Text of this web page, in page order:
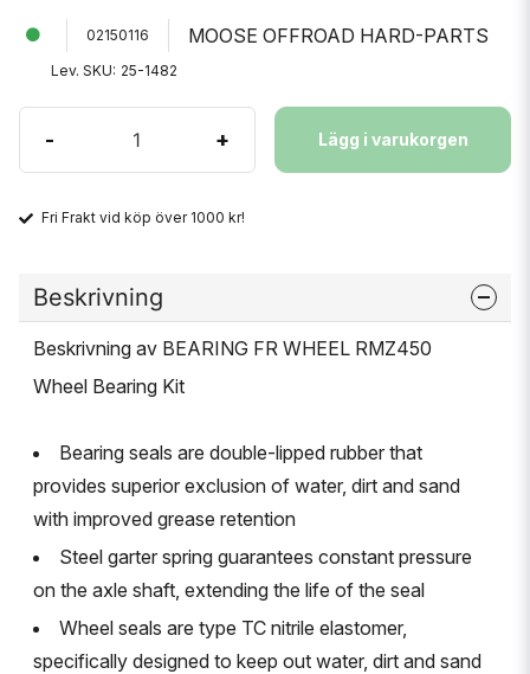
02150116 MOOSE OFFROAD HARD-PARTS
Lev. SKU: 25-1482
- + Lägg i varukorgen
Fri Frakt vid köp över 1000 kr!
Beskrivning
Beskrivning av BEARING FR WHEEL RMZ450
Wheel Bearing Kit
Bearing seals are double-lipped rubber that
provides superior exclusion of water, dirt and sand
with improved grease retention
Steel garter spring guarantees constant pressure
on the axle shaft, extending the life of the seal
Wheel seals are type TC nitrile elastomer,
specifically designed to keep out water, dirt and sand